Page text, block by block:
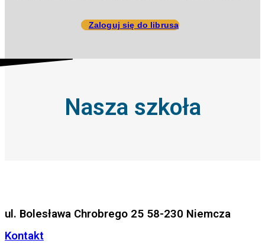
Zaloguj się do librusa
Nasza szkoła
ul. Bolesława Chrobrego 25 58-230 Niemcza
Kontakt